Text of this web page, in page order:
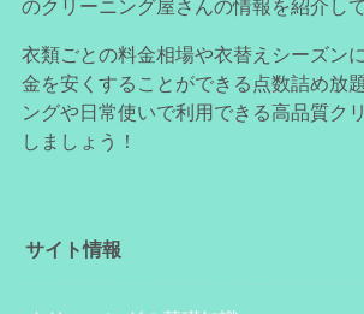
のクリーニング屋さんの情報を紹介して
衣類ごとの料金相場や衣替えシーズン
金を安くすることができる点数詰め放
ングや日常使いで利用できる高品質ク
しましょう！
サイト情報